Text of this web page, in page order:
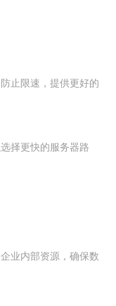
止限速，提供更好的
择更快的服务器路
业内部资源，确保数